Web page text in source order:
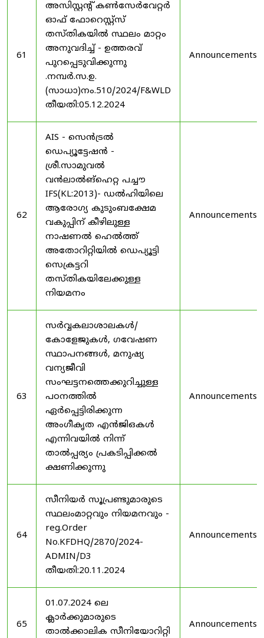
61
അസിസ്റ്റന്റ് കൺസേർവേറ്റർ
ഓഫ് ഫോറെസ്റ്റ്സ്
തസ്തികയിൽ സ്ഥലം മാറ്റം
അനുവദിച്ച് - ഉത്തരവ്
പുറപ്പെടുവിക്കുന്നു
.നമ്പർ.സ.ഉ.
(സാധാ)നം.510/2024/F&WLD
തീയതി:05.12.2024
Announcements
62
AIS - സെൻട്രൽ
ഡെപ്യൂട്ടേഷൻ -
ശ്രീ.സാമുവൽ
വൻലാൽങ്‌ഹെറ്റ പച്ചൗ
IFS(KL:2013)- ഡൽഹിയിലെ
ആരോഗ്യ കുടുംബക്ഷേമ
വകുപ്പിന് കീഴിലുള്ള
നാഷണൽ ഹെൽത്ത്
അതോറിറ്റിയിൽ ഡെപ്യൂട്ടി
സെക്രട്ടറി
തസ്തികയിലേക്കുള്ള
നിയമനം
Announcements
63
സർവ്വകലാശാലകൾ/
കോളേജുകൾ, ഗവേഷണ
സ്ഥാപനങ്ങൾ, മനുഷ്യ
വന്യജീവി
സംഘട്ടനത്തെക്കുറിച്ചുള്ള
പഠനത്തിൽ
ഏർപ്പെട്ടിരിക്കുന്ന
അംഗീകൃത എൻജിഒകൾ
എന്നിവയിൽ നിന്ന്
താൽപ്പര്യം പ്രകടിപ്പിക്കൽ
ക്ഷണിക്കുന്നു
Announcements
64
സീനിയർ സൂപ്രണ്ടുമാരുടെ
സ്ഥലംമാറ്റവും നിയമനവും -
reg.Order
No.KFDHQ/2870/2024-
ADMIN/D3
തീയതി:20.11.2024
Announcements
65
01.07.2024 ലെ
ക്ലാർക്കുമാരുടെ
താൽക്കാലിക സീനിയോറിറ്റി
Announcements